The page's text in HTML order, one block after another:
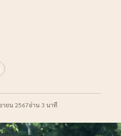
ายน 2567อ่าน 3 นาที